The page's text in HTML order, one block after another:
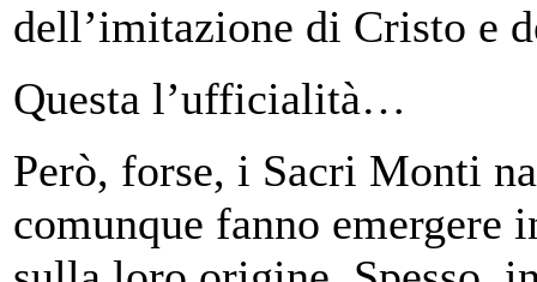
dell’imitazione di Cristo e
Questa l’ufficialità…
Però, forse, i Sacri Monti
comunque fanno